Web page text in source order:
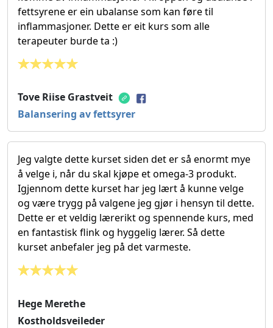
fettsyrene er ein ubalanse som kan føre til
inflammasjoner. Dette er eit kurs som alle
terapeuter burde ta :)
Tove Riise Grastveit
Balansering av fettsyrer
Jeg valgte dette kurset siden det er så enormt mye
å velge i, når du skal kjøpe et omega-3 produkt.
Igjennom dette kurset har jeg lært å kunne velge
og være trygg på valgene jeg gjør i hensyn til dette.
Dette er et veldig lærerikt og spennende kurs, med
en fantastisk flink og hyggelig lærer. Så dette
kurset anbefaler jeg på det varmeste.
Hege Merethe
Kostholdsveileder